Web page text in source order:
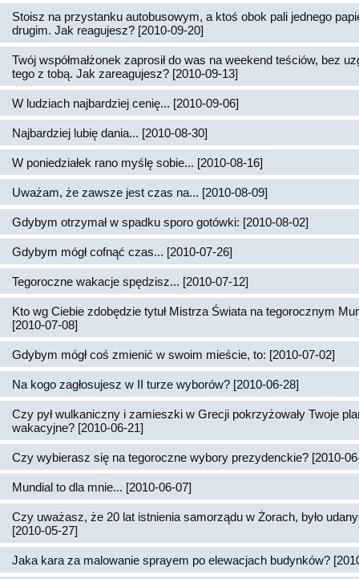
Stoisz na przystanku autobusowym, a ktoś obok pali jednego
drugim. Jak reagujesz? [2010-09-20]
Twój współmałżonek zaprosił do was na weekend teściów, bez
tego z tobą. Jak zareagujesz? [2010-09-13]
W ludziach najbardziej cenię... [2010-09-06]
Najbardziej lubię dania... [2010-08-30]
W poniedziałek rano myślę sobie... [2010-08-16]
Uważam, że zawsze jest czas na... [2010-08-09]
Gdybym otrzymał w spadku sporo gotówki: [2010-08-02]
Gdybym mógł cofnąć czas... [2010-07-26]
Tegoroczne wakacje spędzisz... [2010-07-12]
Kto wg Ciebie zdobędzie tytuł Mistrza Świata na tegorocznym
[2010-07-08]
Gdybym mógł coś zmienić w swoim mieście, to: [2010-07-02]
Na kogo zagłosujesz w II turze wyborów? [2010-06-28]
Czy pył wulkaniczny i zamieszki w Grecji pokrzyżowały Twoje
wakacyjne? [2010-06-21]
Czy wybierasz się na tegoroczne wybory prezydenckie? [2010-
Mundial to dla mnie... [2010-06-07]
Czy uważasz, że 20 lat istnienia samorządu w Żorach, było
[2010-05-27]
Jaka kara za malowanie sprayem po elewacjach budynków?